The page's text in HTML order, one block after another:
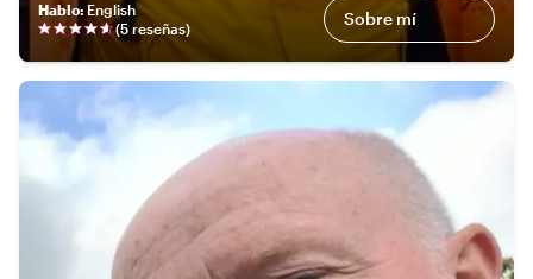
Hablo: English
(5 reseñas) Sobre mí